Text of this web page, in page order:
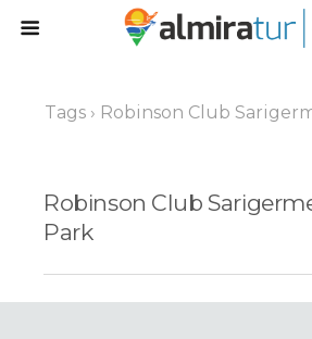
Tags › Robinson Club
Robinson Club
Park